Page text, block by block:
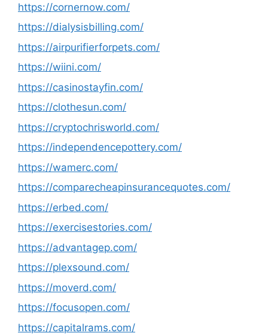
https://cornernow.com/
https://dialysisbilling.com/
https://airpurifierforpets.com/
https://wiini.com/
https://casinostayfin.com/
https://clothesun.com/
https://cryptochrisworld.com/
https://independencepottery.com/
https://wamerc.com/
https://comparecheapinsurancequotes.com/
https://erbed.com/
https://exercisestories.com/
https://advantagep.com/
https://plexsound.com/
https://moverd.com/
https://focusopen.com/
https://capitalrams.com/